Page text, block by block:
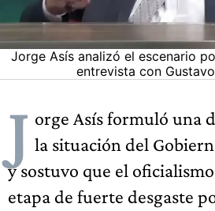
Jorge Asís analizó el escenario
entrevista con
J orge Asís formuló una
la situación del
y sostuvo que el
etapa de fuerte desgaste